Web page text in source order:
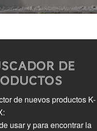
DE
de nuevos productos K-
usar y para encontrar la